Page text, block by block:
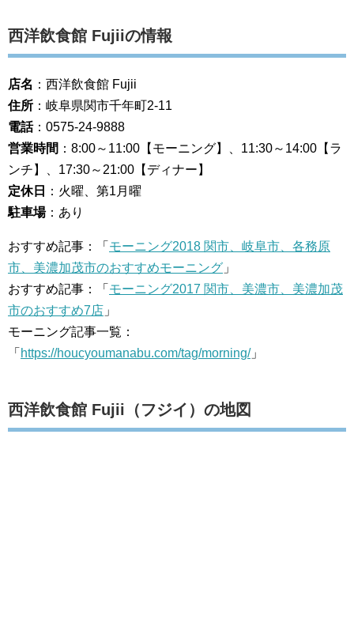
西洋飲食館 Fujiiの情報
店名 ：西洋飲食館 Fujii
住所 ：岐阜県関市千年町2-11
電話：0575-24-9888
営業時間 ：8:00～11:00【モーニング】、11:30～14:00【ラ
ンチ】、17:30～21:00【ディナー】
定休日
：火曜、第1月曜
駐車場：あり
おすすめ記事：「 モーニング2018 関市、岐阜市、各務原
市、美濃加茂市のおすすめモーニング 」
おすすめ記事：「 モーニング2017 関市、美濃市、美濃加茂
市のおすすめ7店 」
モーニング記事一覧：
「 https://houcyoumanabu.com/tag/morning/」
西洋飲食館 Fujii（フジイ）の地図